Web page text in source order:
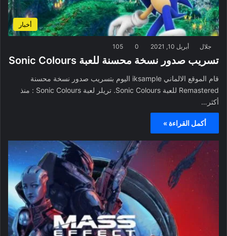
أخبار
جلال أبريل 10, 2021 0
105
تسريب صدور نسخة محسنة للعبة Sonic Colours
قام الموقع الالماني iksample اليوم بتسريب صدور نسخة محسنة
Remastered للعبة Sonic Colours. تريلر لعبة Sonic Colours : منذ
أكثر…
أكمل القراءة »